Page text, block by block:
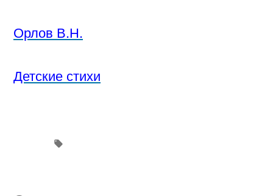
Орлов В.Н.
Детские стихи